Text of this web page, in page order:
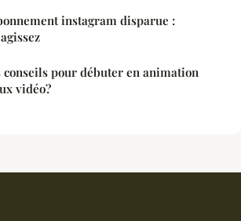
instagram disparue :
conseils pour débuter en animation
vidéo?